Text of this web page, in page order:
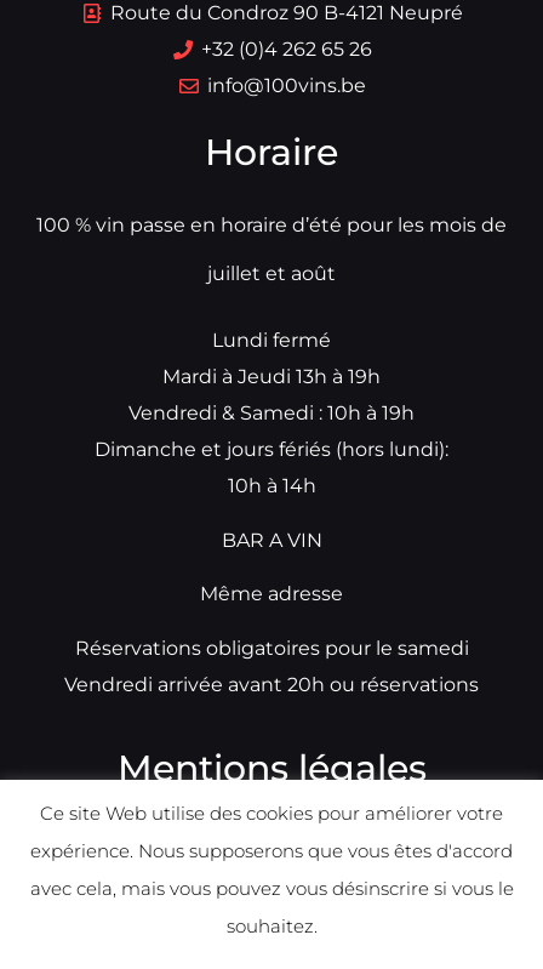
Route du Condroz 90 B-4121 Neupré
+32 (0)4 262 65 26
info@100vins.be
Horaire
100 % vin passe en horaire d’été pour les mois de
juillet et août
Lundi fermé
Mardi à Jeudi 13h à 19h
Vendredi & Samedi : 10h à 19h
Dimanche et jours fériés (hors lundi):
10h à 14h
BAR A VIN
Même adresse
Réservations obligatoires pour le samedi
Vendredi arrivée avant 20h ou réservations
Mentions légales
Ce site Web utilise des cookies pour améliorer votre
expérience. Nous supposerons que vous êtes d'accord
avec cela, mais vous pouvez vous désinscrire si vous le
souhaitez.